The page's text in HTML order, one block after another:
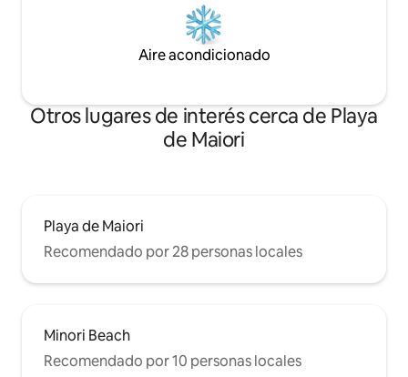
Aire acondicionado
Otros lugares de interés cerca de Playa
de Maiori
Playa de Maiori
Recomendado por 28 personas locales
Minori Beach
Recomendado por 10 personas locales